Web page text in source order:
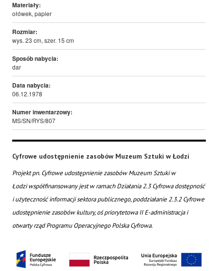
Materiały:
ołówek, papier
Rozmiar:
wys. 23 cm, szer. 15 cm
Sposób nabycia:
dar
Data nabycia:
06.12.1978
Numer inwentarzowy:
MS/SN/RYS/807
Cyfrowe udostępnienie zasobów Muzeum Sztuki w Łodzi
Projekt pn. Cyfrowe udostępnienie zasobów Muzeum Sztuki w
Łodzi współfinansowany jest w ramach Działania 2.3 Cyfrowa dostępność
i użyteczność informacji sektora publicznego, poddziałanie 2.3.2 Cyfrowe
udostępnienie zasobów kultury, oś priorytetowa II E-administracja i
otwarty rząd Programu Operacyjnego Polska Cyfrowa.